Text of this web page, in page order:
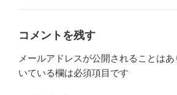
コメントを残す
メールアドレスが公開されることはあ
いている欄は必須項目です